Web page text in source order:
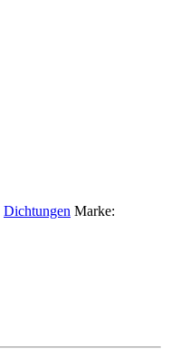
Dichtungen Marke: